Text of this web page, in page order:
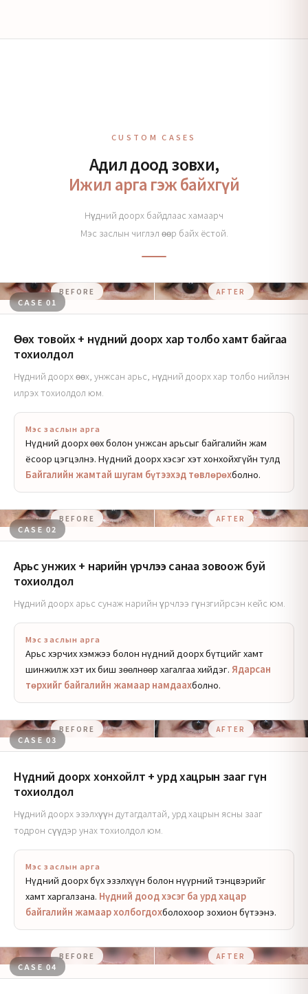
CUSTOM CASES
Адил доод зовхи,
Ижил арга гэж байхгүй
Нүдний доорх байдлаас хамаарч
Мэс заслын чиглэл өөр байх ёстой.
CASE 01
BEFORE AFTER
Өөх товойх + нүдний доорх хар толбо хамт байгаа
тохиолдол
Нүдний доорх өөх, унжсан арьс, нүдний доорх хар толбо нийлэн
илрэх тохиолдол юм.
Мэс заслын арга
Нүдний доорх өөх болон унжсан арьсыг байгалийн жам
ёсоор цэгцэлнэ. Нүдний доорх хэсэг хэт хонхойхгүйн тулд
Байгалийн жамтай шугам бүтээхэд төвлөрөхболно.
CASE 02
BEFORE AFTER
Арьс унжих + нарийн үрчлээ санаа зовоож буй
тохиолдол
Нүдний доорх арьс сунаж нарийн үрчлээ гүнзгийрсэн кейс юм.
Мэс заслын арга
Арьс хэрчих хэмжээ болон нүдний доорх бүтцийг хамт
шинжилж хэт их биш зөөлнөөр хагалгаа хийдэг. Ядарсан
төрхийг байгалийн жамаар намдаахболно.
CASE 03
BEFORE AFTER
Нүдний доорх хонхойлт + урд хацрын зааг гүн
тохиолдол
Нүдний доорх эзэлхүүн дутагдалтай, урд хацрын ясны зааг
тодрон сүүдэр унах тохиолдол юм.
Мэс заслын арга
Нүдний доорх бүх эзэлхүүн болон нүүрний тэнцвэрийг
хамт харгалзана. Нүдний доод хэсэг ба урд хацар
байгалийн жамаар холбогдохболохоор зохион бүтээнэ.
CASE 04
BEFORE AFTER